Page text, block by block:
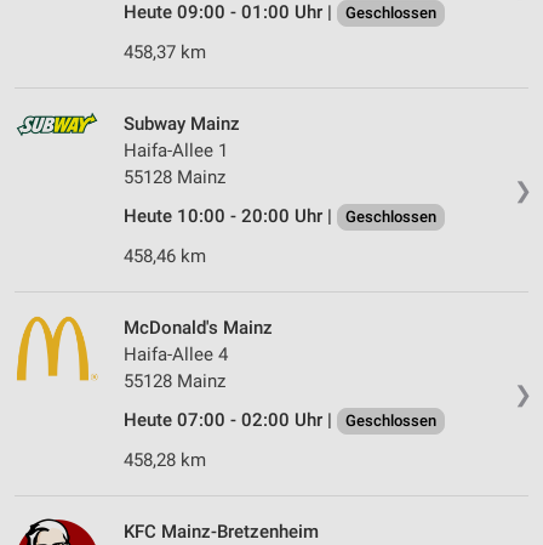
Heute 09:00 - 01:00 Uhr |
Geschlossen
458,37 km
❯
Subway Mainz
Haifa-Allee 1
55128 Mainz
Heute 10:00 - 20:00 Uhr |
Geschlossen
458,46 km
❯
McDonald's Mainz
Haifa-Allee 4
55128 Mainz
Heute 07:00 - 02:00 Uhr |
Geschlossen
458,28 km
KFC Mainz-Bretzenheim